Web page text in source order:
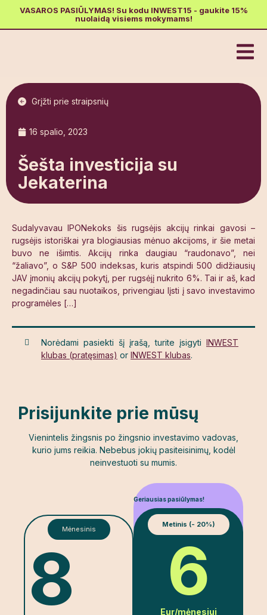
VASAROS PASIŪLYMAS! Su kodu INWEST15 - gaukite 15%
nuolaidą visiems mokymams!
Grįžti prie straipsnių
16 spalio, 2023
Šešta investicija su
Jekaterina
Sudalyvavau IPONekoks šis rugsėjis akcijų rinkai gavosi –
rugsėjis istoriškai yra blogiausias mėnuo akcijoms, ir šie metai
buvo ne išimtis. Akcijų rinka daugiau “raudonavo”, nei
“žaliavo”, o S&P 500 indeksas, kuris atspindi 500 didžiausių
JAV įmonių akcijų pokytį, per rugsėjį nukrito 6%. Tai ir aš, kad
negadinčiau sau nuotaikos, privengiau lįsti į savo investavimo
programėles […]
Norėdami pasiekti šį įrašą, turite įsigyti INWEST
klubas (pratęsimas) or INWEST klubas.
Prisijunkite prie mūsų
Vienintelis žingsnis po žingsnio investavimo vadovas,
kurio jums reikia. Nebebus jokių pasiteisinimų, kodėl
neinvestuoti su mumis.
Mėnesinis
8
Geriausias pasiūlymas!
Metinis (- 20%)
6
Eur/mėnesiui